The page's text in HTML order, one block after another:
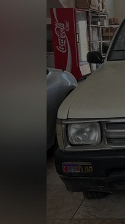
nel 2010, per scalare un
viene trasformato in anfibio.
tipo Toyota J40 o Land
binari paralleli: da un lato
vissuta, a prezzo d'occasione,
che, se perfettamente
da gioielleria. Per tutti gli altri:
troverete la Hilux ultimo